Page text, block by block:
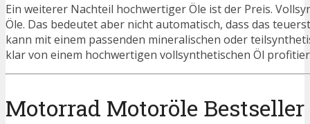
Ein weiterer Nachteil hochwertiger Öle ist der Preis.
Öle. Das bedeutet aber nicht automatisch, dass das
kann mit einem passenden mineralischen oder
klar von einem hochwertigen vollsynthetischen Öl
Motorrad Motoröle